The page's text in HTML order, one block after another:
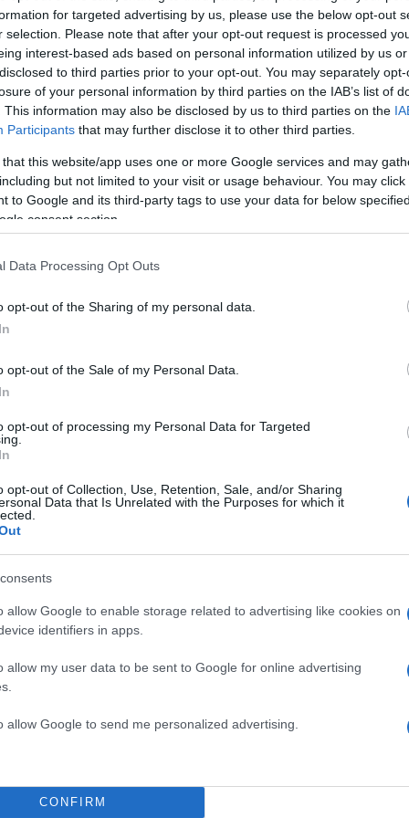
for targeted advertising by us, please use the below opt-out
selection. Please note that after your opt-out request is processed
interest-based ads based on personal information utilized by us
to third parties prior to your opt-out. You may separately
of your personal information by third parties on the IAB’s list of
This information may also be disclosed by us to third parties on the
Participants that may further disclose it to other third parties.
that this website/app uses one or more Google services and may
but not limited to your visit or usage behaviour. You may
to Google and its third-party tags to use your data for below
consent section.
Data Processing Opt Outs
opt-out of the Sharing of my personal data.
opt-out of the Sale of my Personal Data.
opt-out of processing my Personal Data for Targeted
opt-out of Collection, Use, Retention, Sale, and/or Sharing
Data that Is Unrelated with the Purposes for which it
allow Google to enable storage related to advertising like cookies on
identifiers in apps.
allow my user data to be sent to Google for online advertising
allow Google to send me personalized advertising.
CONFIRM
άλλαξε! Η δημοφιλής
που έχει το facebook και το
και μάλιστα να δημοσιεύει
αίσθηση και συζητήτθηκε
λίγο διαφορετική απ΄ ότι
αυτή και πολλοί ήταν
για πολύ …’εντονο
TOP